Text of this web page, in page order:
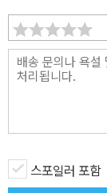
스포일러 포함